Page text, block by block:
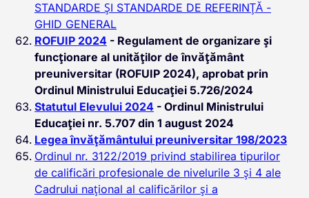
STANDARDE ȘI STANDARDE DE REFERINȚĂ -
GHID GENERAL
ROFUIP 2024 - Regulament de organizare și
funcționare al unităților de învățământ
preuniversitar (ROFUIP 2024), aprobat prin
Ordinul Ministrului Educației 5.726/2024
Statutul Elevului 2024 - Ordinul Ministrului
Educației nr. 5.707 din 1 august 2024
Legea învățământului preuniversitar 198/2023
Ordinul nr. 3122/2019 privind stabilirea tipurilor
de calificări profesionale de nivelurile 3 şi 4 ale
Cadrului naţional al calificărilor şi a